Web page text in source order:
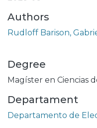
Authors
Rudloff Barison,
Degree
Magíster en Ciencias
Departament
Departamento de